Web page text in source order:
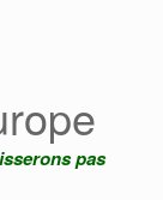
pas